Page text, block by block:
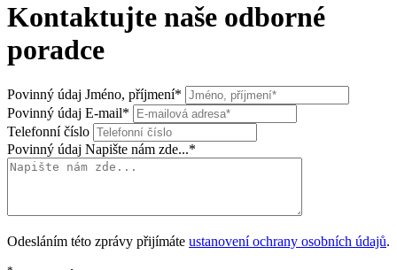
Kontaktujte naše odborné
poradce
Povinný údaj Jméno, příjmení*
Povinný údaj E-mail*
Telefonní číslo
Povinný údaj Napište nám zde...*
Odesláním této zprávy přijímáte ustanovení ochrany osobních údajů.